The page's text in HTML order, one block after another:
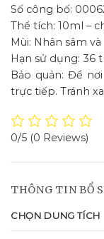
Số công bố:
Thể tích: 10ml –
Mùi: Nhân sâm
Hạn sử dụng: 36
Bảo quản: Để
trực tiếp. Tránh
0/5 (0 Reviews)
THÔNG TIN BỔ
CHỌN DUNG TÍCH